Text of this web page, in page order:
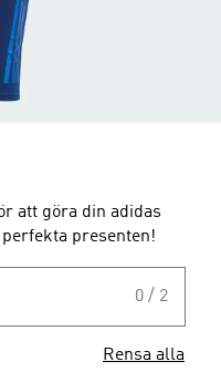
att göra din adidas
presenten!
0 / 2
Rensa alla